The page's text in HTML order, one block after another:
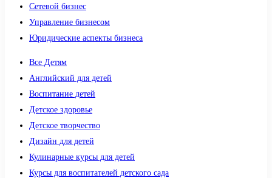
Сетевой бизнес
Управление бизнесом
Юридические аспекты бизнеса
Все Детям
Английский для детей
Воспитание детей
Детское здоровье
Детское творчество
Дизайн для детей
Кулинарные курсы для детей
Курсы для воспитателей детского сада